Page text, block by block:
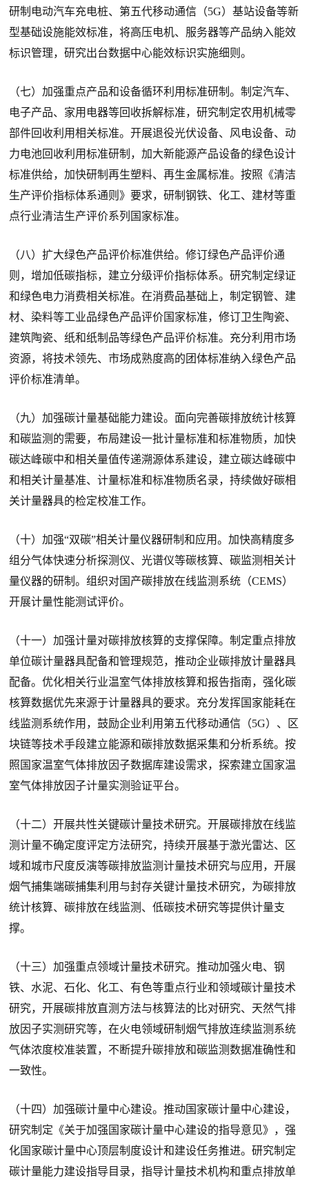
研制电动汽车充电桩、第五代移动通信（5G）基站设备等新
型基础设施能效标准，将高压电机、服务器等产品纳入能效
标识管理，研究出台数据中心能效标识实施细则。
（七）加强重点产品和设备循环利用标准研制。制定汽车、
电子产品、家用电器等回收拆解标准，研究制定农用机械零
部件回收利用相关标准。开展退役光伏设备、风电设备、动
力电池回收利用标准研制，加大新能源产品设备的绿色设计
标准供给，加快研制再生塑料、再生金属标准。按照《清洁
生产评价指标体系通则》要求，研制钢铁、化工、建材等重
点行业清洁生产评价系列国家标准。
（八）扩大绿色产品评价标准供给。修订绿色产品评价通
则，增加低碳指标，建立分级评价指标体系。研究制定绿证
和绿色电力消费相关标准。在消费品基础上，制定钢管、建
材、染料等工业品绿色产品评价国家标准，修订卫生陶瓷、
建筑陶瓷、纸和纸制品等绿色产品评价标准。充分利用市场
资源，将技术领先、市场成熟度高的团体标准纳入绿色产品
评价标准清单。
（九）加强碳计量基础能力建设。面向完善碳排放统计核算
和碳监测的需要，布局建设一批计量标准和标准物质，加快
碳达峰碳中和相关量值传递溯源体系建设，建立碳达峰碳中
和相关计量基准、计量标准和标准物质名录，持续做好碳相
关计量器具的检定校准工作。
（十）加强“双碳”相关计量仪器研制和应用。加快高精度多
组分气体快速分析探测仪、光谱仪等碳核算、碳监测相关计
量仪器的研制。组织对国产碳排放在线监测系统（CEMS）
开展计量性能测试评价。
（十一）加强计量对碳排放核算的支撑保障。制定重点排放
单位碳计量器具配备和管理规范，推动企业碳排放计量器具
配备。优化相关行业温室气体排放核算和报告指南，强化碳
核算数据优先来源于计量器具的要求。充分发挥国家能耗在
线监测系统作用，鼓励企业利用第五代移动通信（5G）、区
块链等技术手段建立能源和碳排放数据采集和分析系统。按
照国家温室气体排放因子数据库建设需求，探索建立国家温
室气体排放因子计量实测验证平台。
（十二）开展共性关键碳计量技术研究。开展碳排放在线监
测计量不确定度评定方法研究，持续开展基于激光雷达、区
域和城市尺度反演等碳排放监测计量技术研究与应用，开展
烟气捕集端碳捕集利用与封存关键计量技术研究，为碳排放
统计核算、碳排放在线监测、低碳技术研究等提供计量支
撑。
（十三）加强重点领域计量技术研究。推动加强火电、钢
铁、水泥、石化、化工、有色等重点行业和领域碳计量技术
研究，开展碳排放直测方法与核算法的比对研究、天然气排
放因子实测研究等，在火电领域研制烟气排放连续监测系统
气体浓度校准装置，不断提升碳排放和碳监测数据准确性和
一致性。
（十四）加强碳计量中心建设。推动国家碳计量中心建设，
研究制定《关于加强国家碳计量中心建设的指导意见》，强
化国家碳计量中心顶层制度设计和建设任务推进。研究制定
碳计量能力建设指导目录，指导计量技术机构和重点排放单